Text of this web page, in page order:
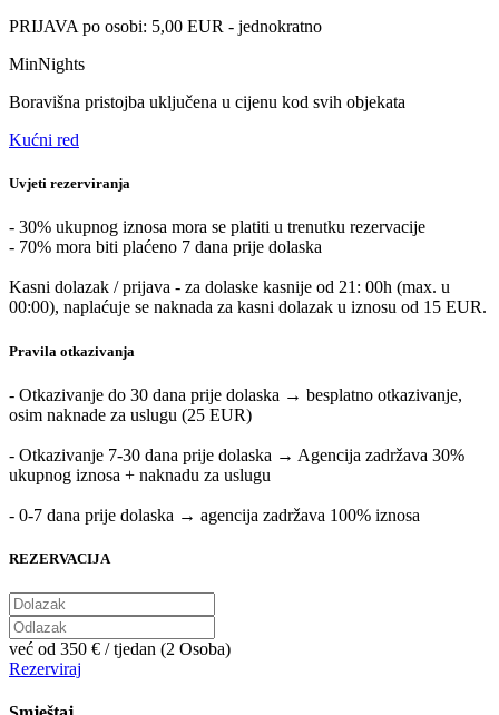
PRIJAVA po osobi: 5,00 EUR - jednokratno
MinNights
Boravišna pristojba uključena u cijenu kod svih objekata
Kućni red
Uvjeti rezerviranja
- 30% ukupnog iznosa mora se platiti u trenutku rezervacije
- 70% mora biti plaćeno 7 dana prije dolaska
Kasni dolazak / prijava - za dolaske kasnije od 21: 00h (max. u
00:00), naplaćuje se naknada za kasni dolazak u iznosu od 15 EUR.
Pravila otkazivanja
- Otkazivanje do 30 dana prije dolaska → besplatno otkazivanje,
osim naknade za uslugu (25 EUR)
- Otkazivanje 7-30 dana prije dolaska → Agencija zadržava 30%
ukupnog iznosa + naknadu za uslugu
- 0-7 dana prije dolaska → agencija zadržava 100% iznosa
REZERVACIJA
već od 350 € / tjedan (2 Osoba)
Rezerviraj